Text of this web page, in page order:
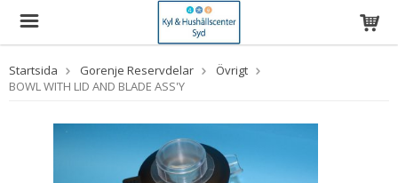
Startsida Gorenje Reservdelar
Övrigt
BOWL WITH LID AND BLADE ASS'Y